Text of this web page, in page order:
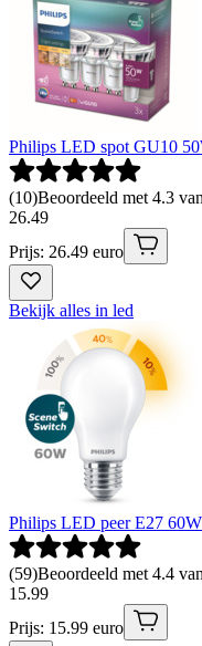
Philips LED spot GU10
(10)Beoordeeld met 4.3
26.49
Prijs: 26.49 euro
Bekijk alles in led
Philips LED peer E27
(59)Beoordeeld met 4.4
15.99
Prijs: 15.99 euro